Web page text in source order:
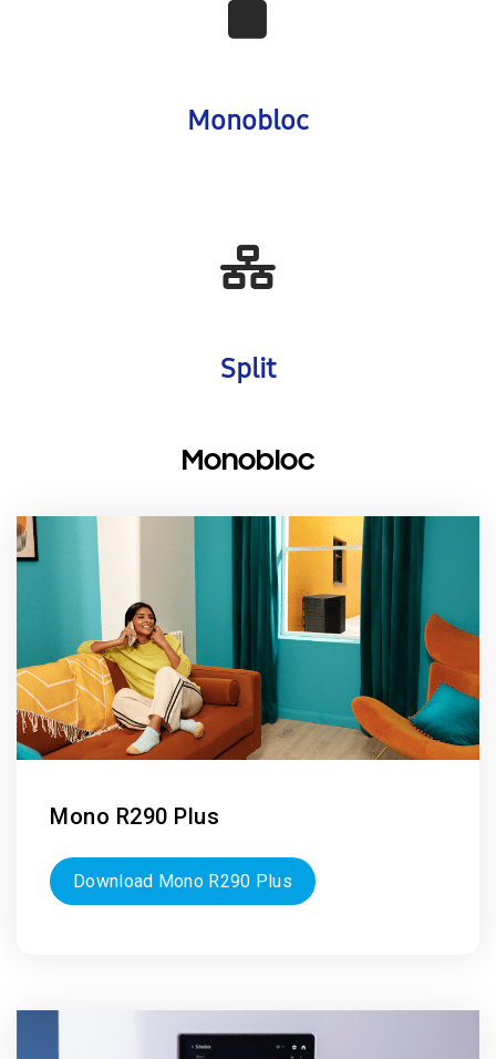
Monobloc
Split
Monobloc
Mono R290 Plus
Download Mono R290 Plus